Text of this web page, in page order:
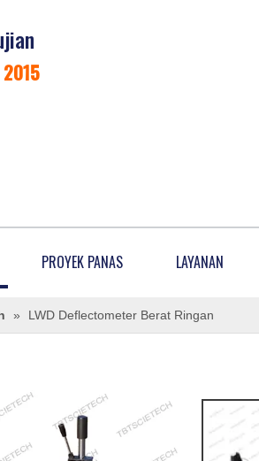
PROYEK PANAS LAYANAN
» LWD Deflectometer Berat Ringan